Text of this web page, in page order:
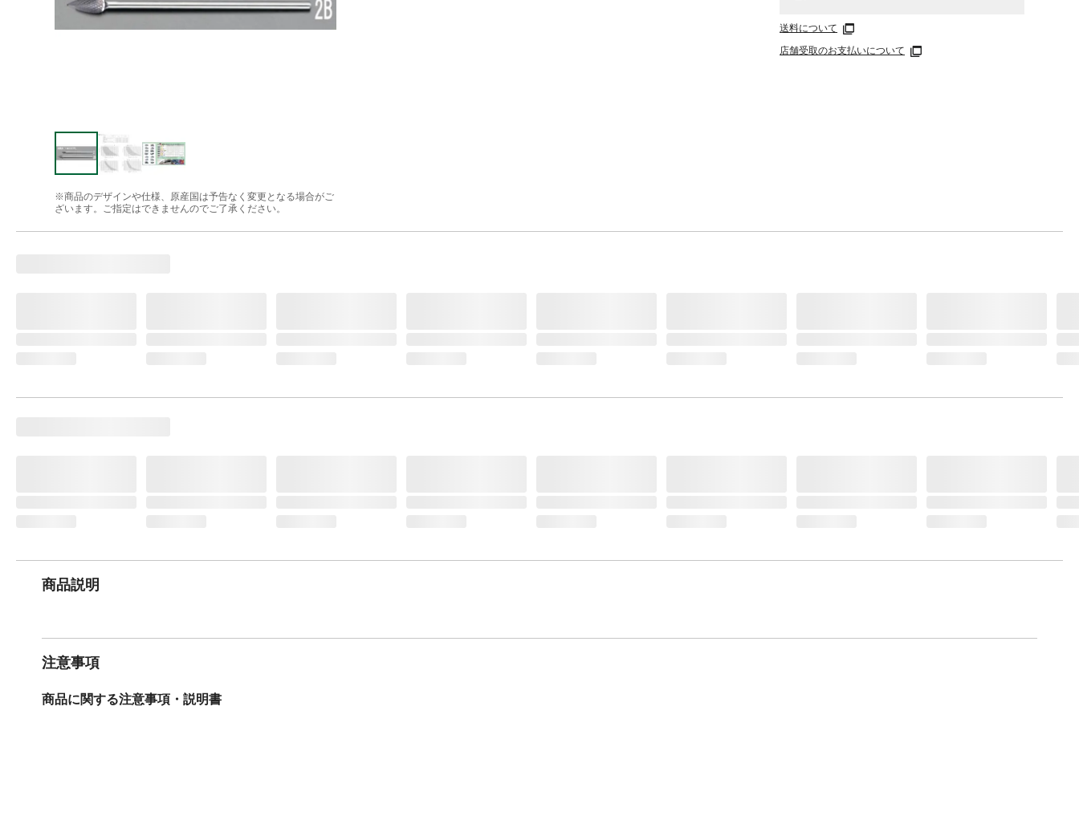
※商品のデザインや仕様、原産国は予告なく変更となる場合がご
ざいます。ご指定はできませんのでご了承ください。
送料について
店舗受取のお支払いについて
商品説明
注意事項
商品に関する注意事項・説明書